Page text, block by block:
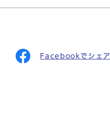
Facebookでシェア